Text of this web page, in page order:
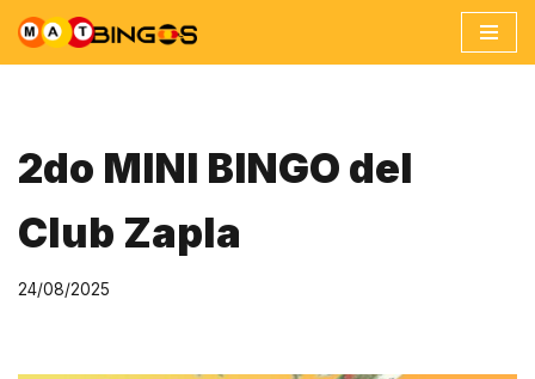
Ir
2do MINI BINGO del
Club Zapla
24/08/2025